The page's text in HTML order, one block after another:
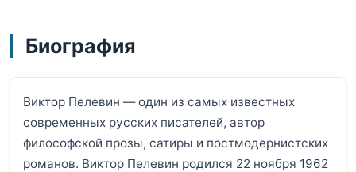
Биография
Виктор Пелевин — один из самых известных
современных русских писателей, автор
философской прозы, сатиры и постмодернистских
романов. Виктор Пелевин родился 22 ноября 1962